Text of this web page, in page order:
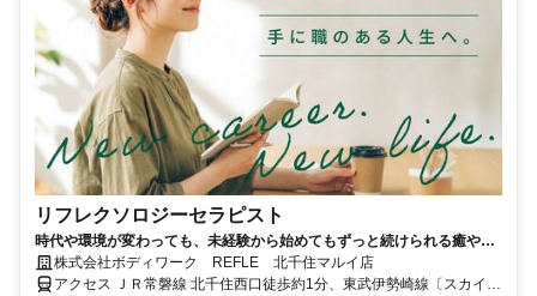
リフレクソロジーセラピスト
時代や環境が変わっても、未経験から始めてもずっと続けられる癒やし
の仕事。手に職を身につけて、生き方を変えよう。
株式会社ボディワーク REFLE 北千住マルイ店
アクセス ＪＲ常磐線 北千住西口徒歩約1分、東武伊勢崎線〔スカイツ